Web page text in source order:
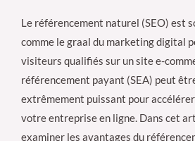
Le référencement naturel (SEO) est
comme le graal du marketing digital
visiteurs qualifiés sur un site e-
référencement payant (SEA) peut
extrêmement puissant pour
votre entreprise en ligne. Dans cet
examiner les avantages du